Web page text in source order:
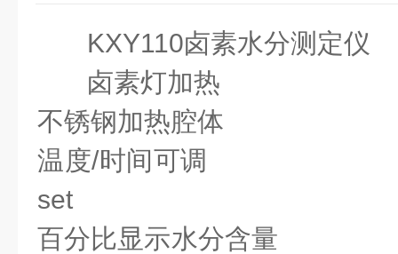
KXY110卤素水分测定仪
卤素灯加热
不锈钢加热腔体
温度/时间可调
set
百分比显示水分含量